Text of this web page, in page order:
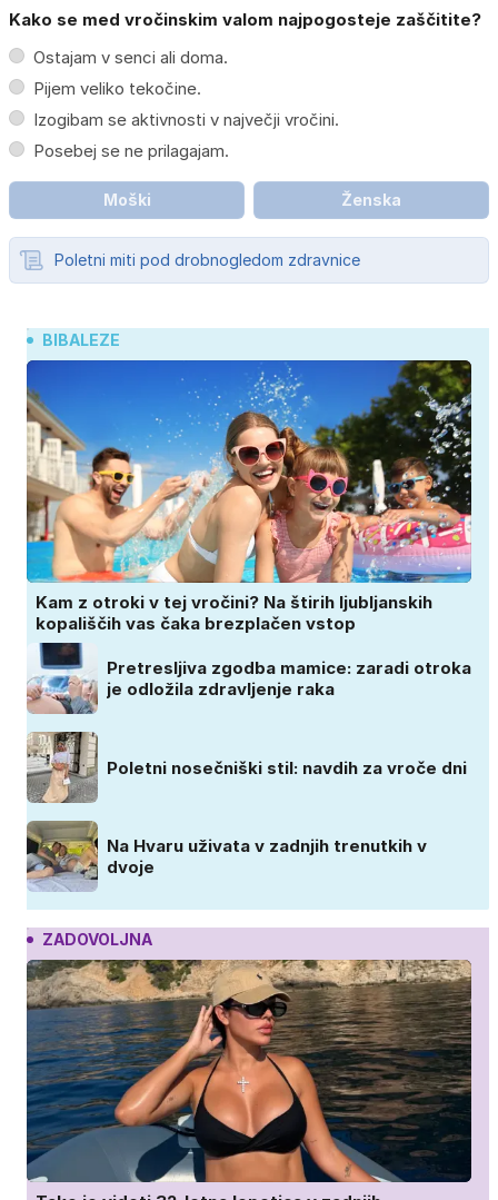
Kako se med vročinskim valom najpogosteje zaščitite?
Ostajam v senci ali doma.
Pijem veliko tekočine.
Izogibam se aktivnosti v največji vročini.
Posebej se ne prilagajam.
Moški Ženska
Poletni miti pod drobnogledom zdravnice
BIBALEZE
Kam z otroki v tej vročini? Na štirih ljubljanskih
kopališčih vas čaka brezplačen vstop
Pretresljiva zgodba mamice: zaradi otroka
je odložila zdravljenje raka
Poletni nosečniški stil: navdih za vroče dni
Na Hvaru uživata v zadnjih trenutkih v
dvoje
ZADOVOLJNA